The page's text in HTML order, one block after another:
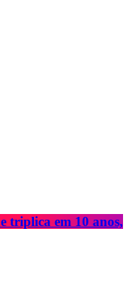
triplica em 10 anos,